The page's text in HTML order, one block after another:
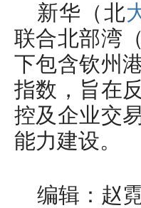
新华（北
联合北部湾
下包含钦州
指数，旨在
控及企业交
能力建设。
编辑：赵